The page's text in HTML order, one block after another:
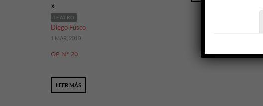
»
TEATRO
Diego Fusco
1 MAR, 2010
OP N° 20
LEER MÁS